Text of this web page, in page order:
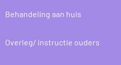
Behandeling aan huis
Overleg/ instructie ouders